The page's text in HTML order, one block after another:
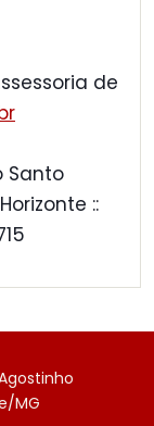
de
Santo
::
MG